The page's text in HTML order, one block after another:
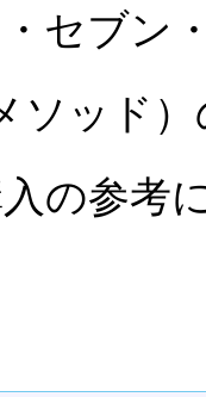
セブン
ソッド
の参考